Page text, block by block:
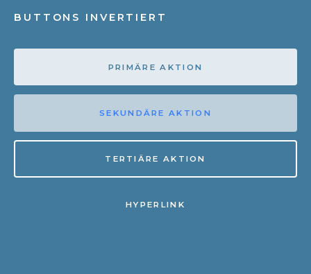
BUTTONS INVERTIERT
PRIMÄRE AKTION
SEKUNDÄRE AKTION
TERTIÄRE AKTION
HYPERLINK